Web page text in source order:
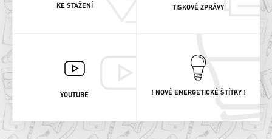
KE STAŽENÍ TISKOVÉ ZPRÁVY
YOUTUBE ! NOVÉ ENERGETICKÉ ŠTÍTKY !